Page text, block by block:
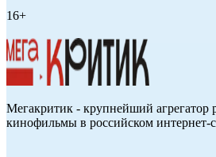
16+
Мегакритик - крупнейший агрегатор
кинофильмы в российском интернет-